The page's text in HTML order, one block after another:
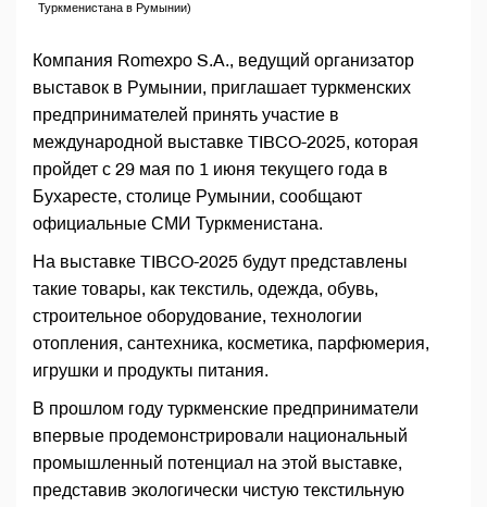
Туркменистана в Румынии)
Компания Romexpo S.A., ведущий организатор
выставок в Румынии, приглашает туркменских
предпринимателей принять участие в
международной выставке TIBCO-2025, которая
пройдет с 29 мая по 1 июня текущего года в
Бухаресте, столице Румынии, сообщают
официальные СМИ Туркменистана.
На выставке TIBCO-2025 будут представлены
такие товары, как текстиль, одежда, обувь,
строительное оборудование, технологии
отопления, сантехника, косметика, парфюмерия,
игрушки и продукты питания.
В прошлом году туркменские предприниматели
впервые продемонстрировали национальный
промышленный потенциал на этой выставке,
представив экологически чистую текстильную